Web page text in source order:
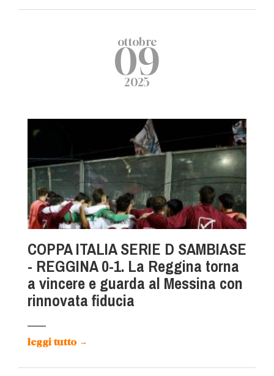
ottobre
09
2025
COPPA ITALIA SERIE D SAMBIASE
- REGGINA 0-1. La Reggina torna
a vincere e guarda al Messina con
rinnovata fiducia
leggi tutto →